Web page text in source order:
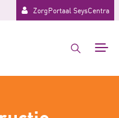
ZorgPortaal SeysCentra